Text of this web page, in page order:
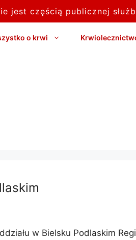
jest częścią publicznej
o krwi
w Bielsku Podlaskim